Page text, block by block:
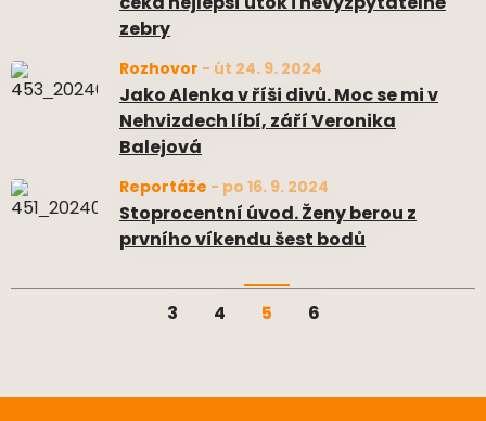
zebry
Rozhovor - út 24. 9. 2024
Jako Alenka v říši divů. Moc se mi v
Nehvizdech líbí, září Veronika
Balejová
Reportáže - po 16. 9. 2024
Stoprocentní úvod. Ženy berou z
prvního víkendu šest bodů
3 4 5 6